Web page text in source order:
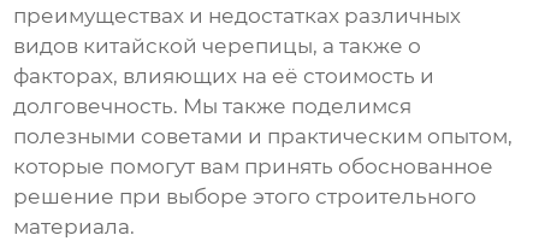
преимуществах и недостатках различных
видов китайской черепицы, а также о
факторах, влияющих на её стоимость и
долговечность. Мы также поделимся
полезными советами и практическим опытом,
которые помогут вам принять обоснованное
решение при выборе этого строительного
материала.